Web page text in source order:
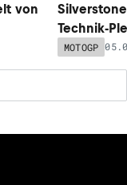
von
Technik-
MOTOGP